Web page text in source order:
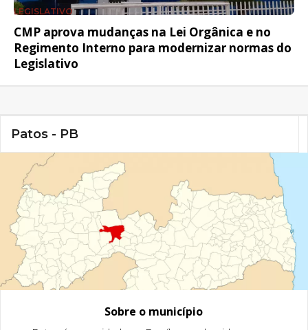
LEGISLATIVO
CMP aprova mudanças na Lei Orgânica e no
Regimento Interno para modernizar normas do
Legislativo
Patos - PB
Sobre o município